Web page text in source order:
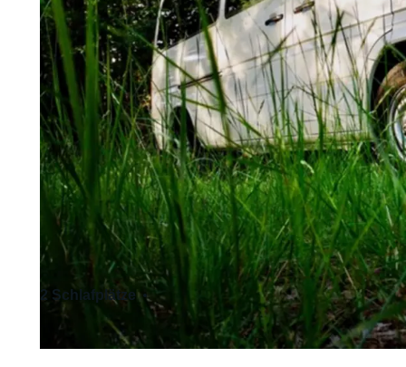
2 Schlafplätze
3 Sitzplätze